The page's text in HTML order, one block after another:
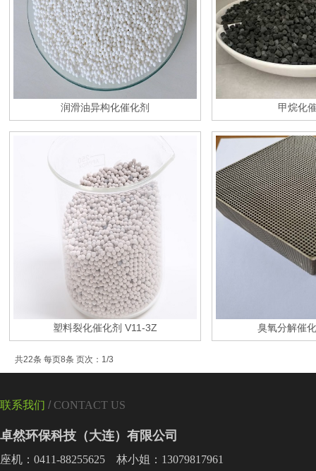
润滑油异构化催化剂 甲烷化
塑料裂化催化剂 V11-3Z 臭氧分解催
共22条 每页8条 页次：1/3
联系我们 / CONTACT US
卓然环保科技（大连）有限公司
座机：0411-88255625 林小姐：13079817961